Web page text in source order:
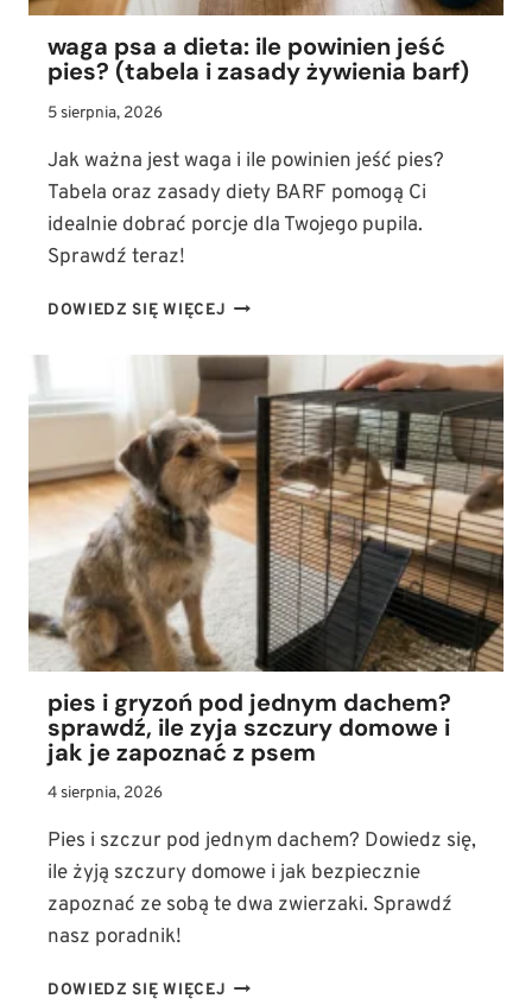
waga psa a dieta: ile powinien jeść
pies? (tabela i zasady żywienia barf)
5 sierpnia, 2026
Jak ważna jest waga i ile powinien jeść pies?
Tabela oraz zasady diety BARF pomogą Ci
idealnie dobrać porcje dla Twojego pupila.
Sprawdź teraz!
DOWIEDZ SIĘ WIĘCEJ WAGA
A
DIETA:
POWINIEN
JEŚĆ
PIES?
(TABELA
I
ZASADY
ŻYWIENIA
BARF)
pies i gryzoń pod jednym dachem?
sprawdź, ile zyja szczury domowe i
jak je zapoznać z psem
4 sierpnia, 2026
Pies i szczur pod jednym dachem? Dowiedz się,
ile żyją szczury domowe i jak bezpiecznie
zapoznać ze sobą te dwa zwierzaki. Sprawdź
nasz poradnik!
DOWIEDZ SIĘ WIĘCEJ PIES